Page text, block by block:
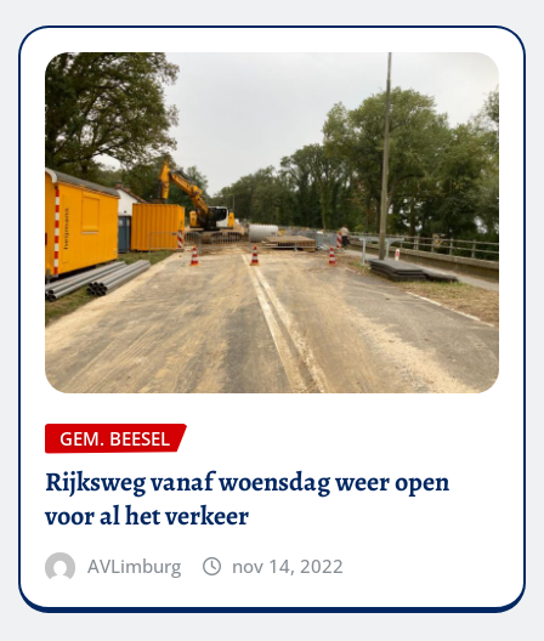
GEM. BEESEL
Rijksweg vanaf woensdag weer open
voor al het verkeer
AVLimburg nov 14, 2022